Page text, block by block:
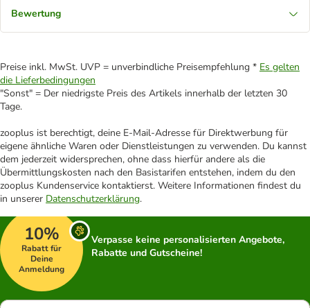
Bewertung
Preise inkl. MwSt. UVP = unverbindliche Preisempfehlung * Es gelten
die Lieferbedingungen
"Sonst" = Der niedrigste Preis des Artikels innerhalb der letzten 30
Tage.
zooplus ist berechtigt, deine E-Mail-Adresse für Direktwerbung für
eigene ähnliche Waren oder Dienstleistungen zu verwenden. Du kannst
dem jederzeit widersprechen, ohne dass hierfür andere als die
Übermittlungskosten nach den Basistarifen entstehen, indem du den
zooplus Kundenservice kontaktierst. Weitere Informationen findest du
in unserer Datenschutzerklärung.
10%
Rabatt für
Deine
Anmeldung
Verpasse keine personalisierten Angebote,
Rabatte und Gutscheine!